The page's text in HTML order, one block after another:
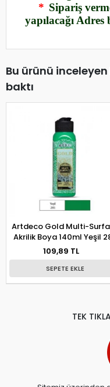
* Sipariş
yapılacağı
Bu ürünü
baktı
Artdeco Gold Multi-
Akrilik Boya 140ml Yeşil
109,89 TL
SEPETE EKLE
TEK